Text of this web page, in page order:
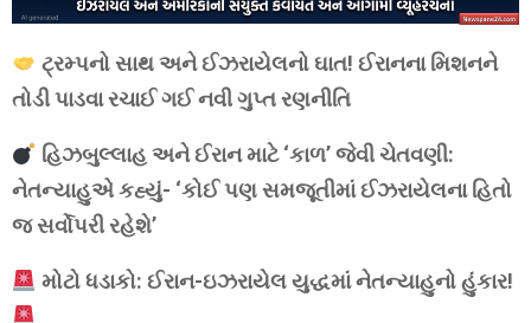
ટ્રમ્પનો સાથ અને ઈઝરાયેલનો ઘાત! ઈરાનના મિશનને
તોડી પાડવા રચાઈ ગઈ નવી ગુપ્ત રણનીતિ
હિઝબુલ્લાહ અને ઈરાન માટે ‘કાળ’ જેવી ચેતવણી:
નેતન્યાહુએ કહ્યું- ‘કોઈ પણ સમજૂતીમાં ઈઝરાયેલના હિતો
જ સર્વોપરી રહેશે’
મોટો ધડાકો: ઈરાન-ઇઝરાયેલ યુદ્ધમાં નેતન્યાહુનો હુંકાર!